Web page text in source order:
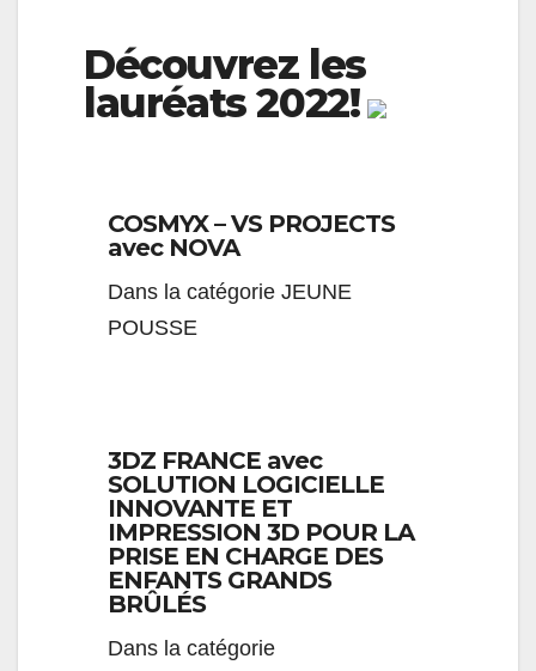
Découvrez les
lauréats 2022!
COSMYX – VS PROJECTS
avec NOVA
Dans la catégorie JEUNE
POUSSE
3DZ FRANCE avec
SOLUTION LOGICIELLE
INNOVANTE ET
IMPRESSION 3D POUR LA
PRISE EN CHARGE DES
ENFANTS GRANDS
BRÛLÉS
Dans la catégorie